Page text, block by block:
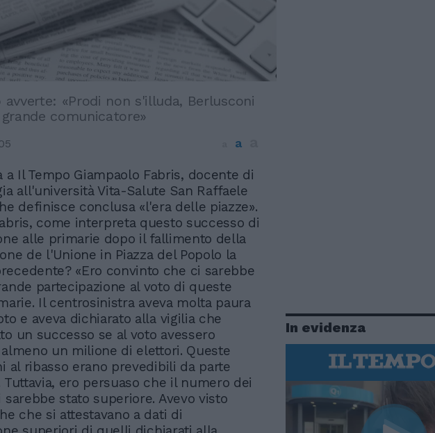
avverte: «Prodi non s'illuda, Berlusconi
comunicatore»
a
a Il Tempo Giampaolo Fabris, docente di
all'università Vita-Salute San Raffaele
definisce conclusa «l'era delle piazze».
come interpreta questo successo di
alle primarie dopo il fallimento della
de l'Unione in Piazza del Popolo la
«Ero convinto che ci sarebbe
partecipazione al voto di queste
Il centrosinistra aveva molta paura
e aveva dichiarato alla vigilia che
un successo se al voto avessero
un milione di elettori. Queste
al ribasso erano prevedibili da parte
Tuttavia, ero persuaso che il numero dei
sarebbe stato superiore. Avevo visto
che si attestavano a dati di
In evidenza